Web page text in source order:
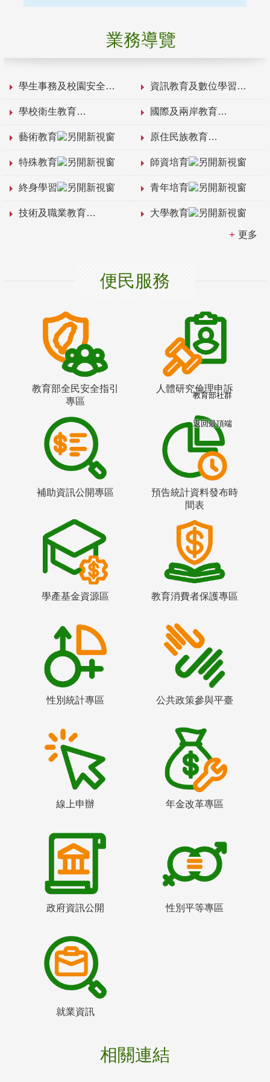
業務導覽
學生事務及校園安全 資訊教育及數位學習
學校衛生教育 國際及兩岸教育
藝術教育 原住民族教育
特殊教育 師資培育
終身學習 青年培育
技術及職業教育 大學教育
更多
便民服務
教育部全民安全指引
專區
人體研究倫理申訴
補助資訊公開專區
預告統計資料發布時
間表
學產基金資源區 教育消費者保護專區
性別統計專區 公共政策參與平臺
線上申辦 年金改革專區
政府資訊公開 性別平等專區
就業資訊
相關連結
教育部社群
返回最頂端